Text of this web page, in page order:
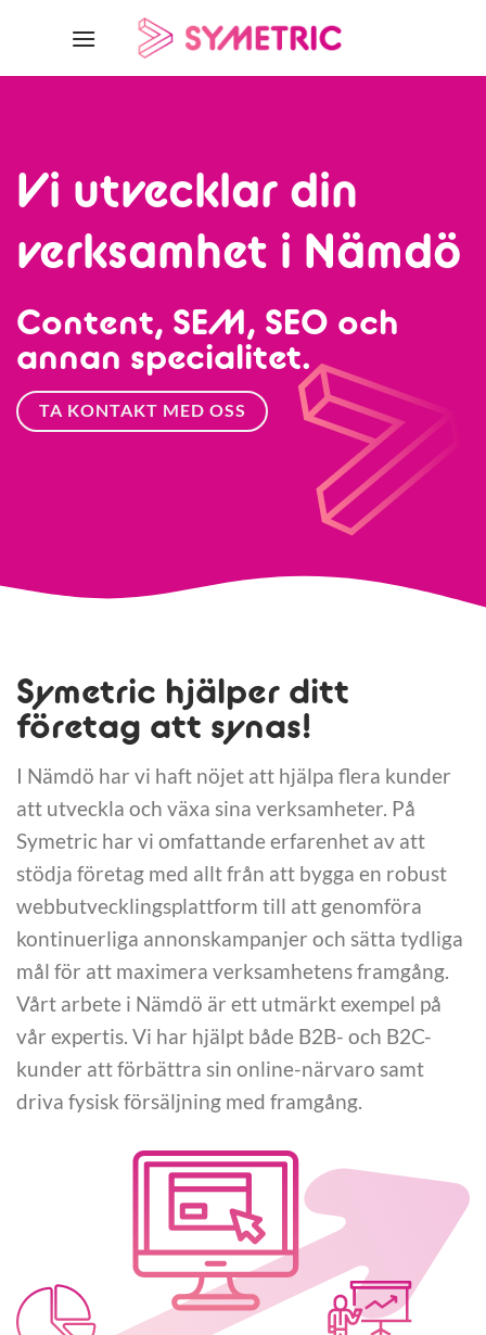
Vi utvecklar din
verksamhet i Nämdö
Content, SEM, SEO och
annan specialitet.
TA KONTAKT MED OSS
Symetric hjälper ditt
företag att synas!
I Nämdö har vi haft nöjet att hjälpa flera kunder
att utveckla och växa sina verksamheter. På
Symetric har vi omfattande erfarenhet av att
stödja företag med allt från att bygga en robust
webbutvecklingsplattform till att genomföra
kontinuerliga annonskampanjer och sätta tydliga
mål för att maximera verksamhetens framgång.
Vårt arbete i Nämdö är ett utmärkt exempel på
vår expertis. Vi har hjälpt både B2B- och B2C-
kunder att förbättra sin online-närvaro samt
driva fysisk försäljning med framgång.